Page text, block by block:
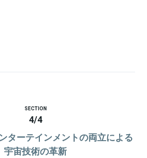
SECTION
4/4
ターテインメントの両立による
宇宙技術の革新